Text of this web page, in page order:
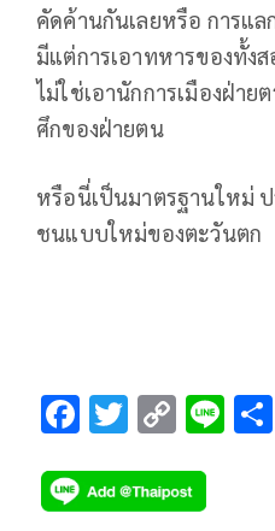
คัดค้านกันเลยหรือ การแ
มีแต่การเอาทหารของทั้ง
ไม่ใช่เอานักการเมืองฝ่าย
ศึกของฝ่ายตน
หรือนี่เป็นมาตรฐานใหม่
ชนแบบใหม่ของตะวันตก
F
e
T
tt
C
p
Li